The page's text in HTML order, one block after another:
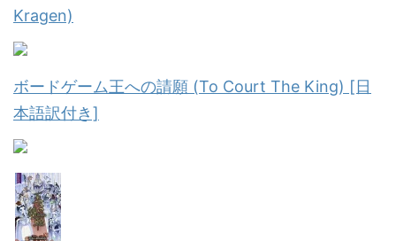
Kragen)
ボードゲーム王への請願 (To Court The King) [日
本語訳付き]